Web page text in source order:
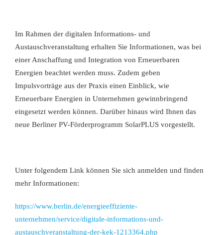
Im Rahmen der digitalen Informations- und
Austauschveranstaltung erhalten Sie Informationen, was bei
einer Anschaffung und Integration von Erneuerbaren
Energien beachtet werden muss. Zudem geben
Impulsvorträge aus der Praxis einen Einblick, wie
Erneuerbare Energien in Unternehmen gewinnbringend
eingesetzt werden können. Darüber hinaus wird Ihnen das
neue Berliner PV-Förderprogramm SolarPLUS vorgestellt.
Unter folgendem Link können Sie sich anmelden und finden
mehr Informationen:
https://www.berlin.de/energieeffiziente-
unternehmen/service/digitale-informations-und-
austauschveranstaltung-der-kek-1213364.php